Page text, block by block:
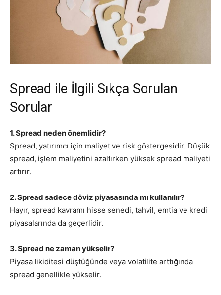
Spread ile İlgili Sıkça Sorulan
Sorular
1. Spread neden önemlidir?
Spread, yatırımcı için maliyet ve risk göstergesidir. Düşük
spread, işlem maliyetini azaltırken yüksek spread maliyeti
artırır.
2. Spread sadece döviz piyasasında mı kullanılır?
Hayır, spread kavramı hisse senedi, tahvil, emtia ve kredi
piyasalarında da geçerlidir.
3. Spread ne zaman yükselir?
Piyasa likiditesi düştüğünde veya volatilite arttığında
spread genellikle yükselir.